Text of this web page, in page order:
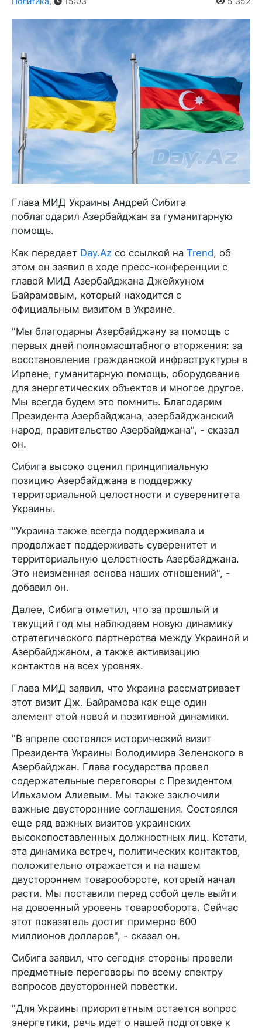
Глава МИД Украины Андрей Сибига
поблагодарил Азербайджан за гуманитарную
помощь.
Как передает Day.Az со ссылкой на Trend, об
этом он заявил в ходе пресс-конференции с
главой МИД Азербайджана Джейхуном
Байрамовым, который находится с
официальным визитом в Украине.
"Мы благодарны Азербайджану за помощь с
первых дней полномасштабного вторжения: за
восстановление гражданской инфраструктуры в
Ирпене, гуманитарную помощь, оборудование
для энергетических объектов и многое другое.
Мы всегда будем это помнить. Благодарим
Президента Азербайджана, азербайджанский
народ, правительство Азербайджана", - сказал
он.
Сибига высоко оценил принципиальную
позицию Азербайджана в поддержку
территориальной целостности и суверенитета
Украины.
"Украина также всегда поддерживала и
продолжает поддерживать суверенитет и
территориальную целостность Азербайджана.
Это неизменная основа наших отношений", -
добавил он.
Далее, Сибига отметил, что за прошлый и
текущий год мы наблюдаем новую динамику
стратегического партнерства между Украиной и
Азербайджаном, а также активизацию
контактов на всех уровнях.
Глава МИД заявил, что Украина рассматривает
этот визит Дж. Байрамова как еще один
элемент этой новой и позитивной динамики.
"В апреле состоялся исторический визит
Президента Украины Володимира Зеленского в
Азербайджан. Глава государства провел
содержательные переговоры с Президентом
Ильхамом Алиевым. Мы также заключили
важные двусторонние соглашения. Состоялся
еще ряд важных визитов украинских
высокопоставленных должностных лиц. Кстати,
эта динамика встреч, политических контактов,
положительно отражается и на нашем
двустороннем товарообороте, который начал
расти. Мы поставили перед собой цель выйти
на довоенный уровень товарооборота. Сейчас
этот показатель достиг примерно 600
миллионов долларов", - сказал он.
Сибига заявил, что сегодня стороны провели
предметные переговоры по всему спектру
вопросов двусторонней повестки.
"Для Украины приоритетным остается вопрос
энергетики, речь идет о нашей подготовке к